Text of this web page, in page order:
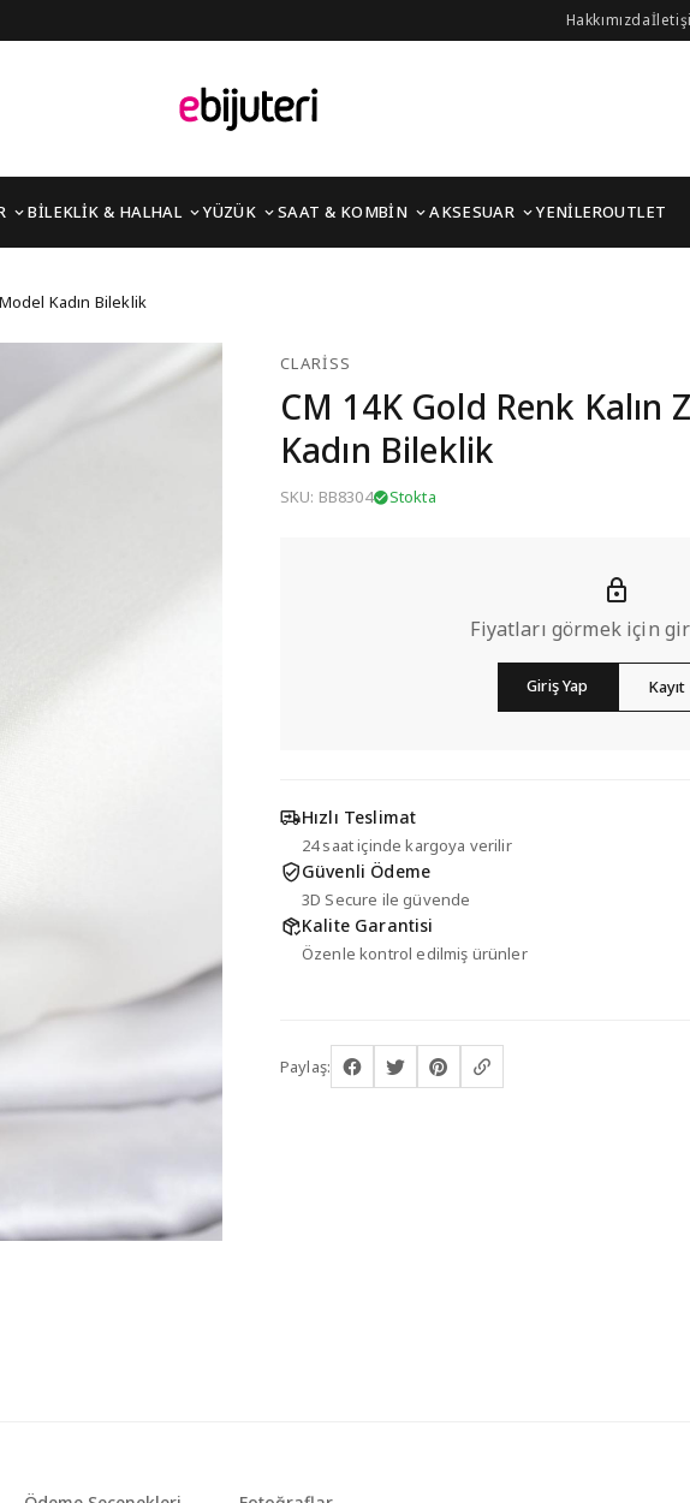
Hakkımızda
BİLEKLİK & HALHAL YÜZÜK SAAT & KOMBİN AKSESUAR YENİLEROUTLET
Model Kadın Bileklik
Kadın Bileklik
CLARISS
CM 14K Gold Renk Kalın
Kadın Bileklik
SKU: BB8304 Stokta
Fiyatları görmek için
Giriş Yap
Hızlı Teslimat
24 saat içinde kargoya verilir
Güvenli Ödeme
3D Secure ile güvende
Kalite Garantisi
Özenle kontrol edilmiş ürünler
Paylaş: